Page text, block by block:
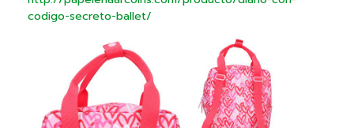
codigo-secreto-ballet/